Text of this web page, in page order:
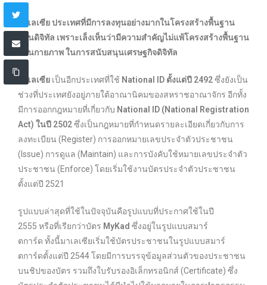
มาเลเซียประเทศที่มีการลงทุนอย่างมากในโครงสร้างพื้นฐาน
ด้านดิจิทัล เพราะเล็งเห็นว่ามีความสำคัญไม่แพ้โครงสร้างพื้นฐาน
ด้านกายภาพ ในการสนับสนุนเศรษฐกิจดิจิทัล
มาเลเซีย เป็นอีกประเทศที่ใช้ National ID ตั้งแต่ปี 2492ซึ่งยังเป็น
ช่วงที่ประเทศยังอยู่ภายใต้อาณานิคมของสหราชอาณาจักร อีกทั้ง
มีการออกกฎหมายที่เกี่ยวกับ National ID (National Registration
Act) ในปี 2502ซึ่งเป็นกฎหมายที่กำหนดรายละเอียดเกี่ยวกับการ
ลงทะเบียน (Register) การออกหมายเลขประจำตัวประชาชน
(Issue) การดูแล (Maintain) และการบังคับใช้หมายเลขประจำตัว
ประชาชน (Enforce) โดยเริ่มใช้งานบัตรประจำตัวประชาชน
ตั้งแต่ปี 2521
รูปแบบล่าสุดที่ใช้ในปัจจุบันคือรูปแบบที่ประกาศใช้ในปี
2555 หรือที่เรียกว่าบัตร MyKad ซึ่งอยู่ในรูปแบบสมาร์
ตการ์ด ทั้งนี้มาเลเซียเริ่มใช้บัตรประชาชนในรูปแบบสมาร์
ตการ์ดตั้งแต่ปี 2544 โดยมีการบรรจุข้อมูลส่วนตัวของประชาชน
บนชิปของบัตร รวมถึงใบรับรองอิเล็กทรอนิกส์ (Certificate) ซึ่ง